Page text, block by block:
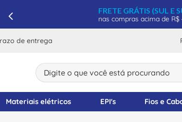
FRETE GRÁTIS (SUL E
nas compras acima de R$
de entrega
Digite o que você está procurando
Materiais elétricos EPI's Fios e
1º disjuntor